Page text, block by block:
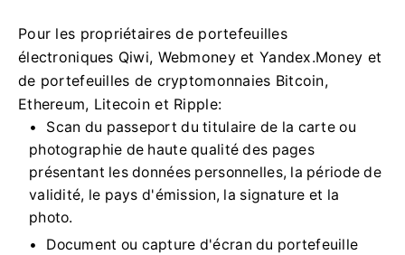
Pour les propriétaires de portefeuilles
électroniques Qiwi, Webmoney et Yandex.Money et
de portefeuilles de cryptomonnaies Bitcoin,
Ethereum, Litecoin et Ripple:
Scan du passeport du titulaire de la carte ou
photographie de haute qualité des pages
présentant les données personnelles, la période de
validité, le pays d'émission, la signature et la
photo.
Document ou capture d'écran du portefeuille